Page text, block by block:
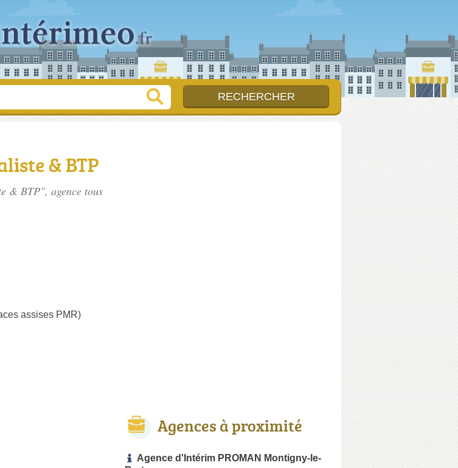
& BTP
& BTP", agence tous
assises PMR)
Agences à proximité
Agence d'Intérim PROMAN Montigny-le-